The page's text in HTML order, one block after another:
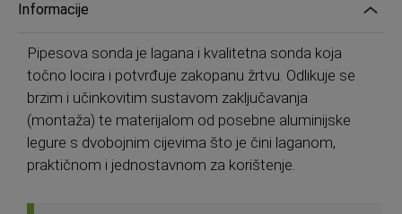
Informacije
Pipesova sonda je lagana i kvalitetna sonda koja
točno locira i potvrđuje zakopanu žrtvu. Odlikuje se
brzim i učinkovitim sustavom zaključavanja
(montaža) te materijalom od posebne aluminijske
legure s dvobojnim cijevima što je čini laganom,
praktičnom i jednostavnom za korištenje.